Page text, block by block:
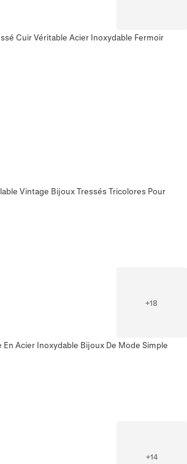
Cuir Véritable Acier Inoxydable Fermoir
Vintage Bijoux Tressés Tricolores Pour
+18
Acier Inoxydable Bijoux De Mode Simple
+14